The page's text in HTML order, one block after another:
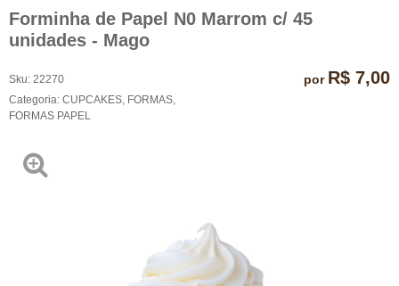
Forminha de Papel N0 Marrom c/ 45
unidades - Mago
Sku: 22270
Categoria: CUPCAKES FORMAS
FORMAS PAPEL
por R$ 7,00